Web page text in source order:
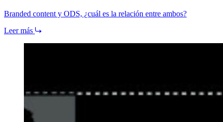
Branded content y ODS, ¿cuál es la relación entre ambos?
Leer más